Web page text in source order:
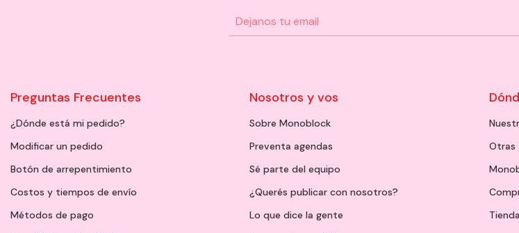
Preguntas Frecuentes
¿Dónde está mi pedido?
Modificar un pedido
Botón de arrepentimiento
Costos y tiempos de envío
Métodos de pago
Nosotros y vos
Sobre Monoblock
Preventa agendas
Sé parte del equipo
¿Querés publicar con nosotros?
Lo que dice la gente
Otras